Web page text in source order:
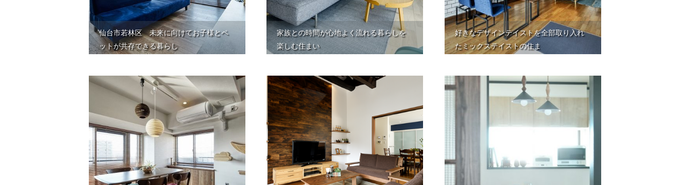
仙台市若林区 未来に向けてお子様とペ
ットが共存できる暮らし
家族との時間が心地よく流れる暮らしを
楽しむ住まい
好きなデザインテイストを全部取り入れ
たミックステイストの住ま